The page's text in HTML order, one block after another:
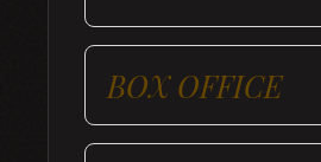
BOX OFFICE